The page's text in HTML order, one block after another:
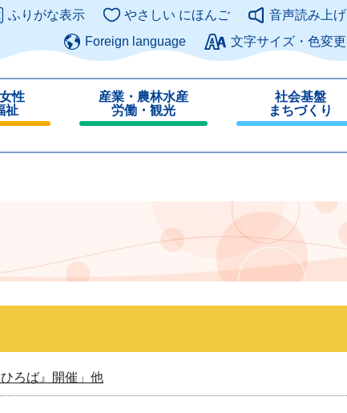
このページの本文へ
ふりがな表示 やさしい にほんご
音声読み上げ
Foreign language
文字サイズ・色変更
性
祉
産業・農林水産
労働・観光
じ
社会基盤
まちづくり
じ
ろば』開催」他